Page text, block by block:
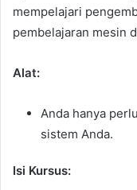
mempelajari
pembelajaran mesin
Alat:
Anda hanya
sistem Anda.
Isi Kursus: